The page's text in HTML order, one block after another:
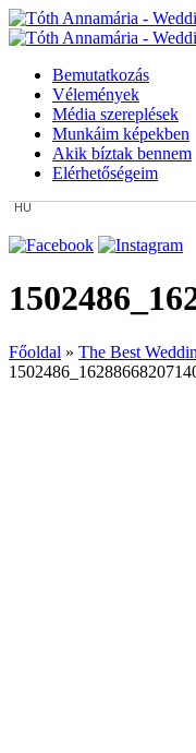
Bemutatkozás
Vélemények
Média szereplések
Munkáim képekben
Akik bíztak bennem
Elérhetőségeim
HU
Főoldal » The Best